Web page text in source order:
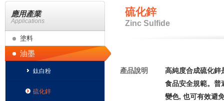
應用產業
Applications
塗料
油墨
鈦白粉
硫化鋅
硫化鋅
Zinc Sulfide
產品說明
高純度合成硫化鋅
食品安全規範。普
變色, 也可有效避